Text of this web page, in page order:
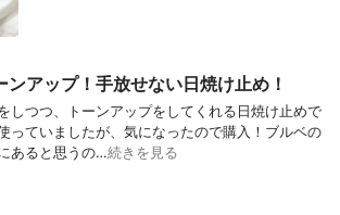
アップ！手放せない日焼け止め！
しつつ、トーンアップをしてくれる日焼け止めで
っていましたが、気になったので購入！ブルベの
あると思うの…続きを見る